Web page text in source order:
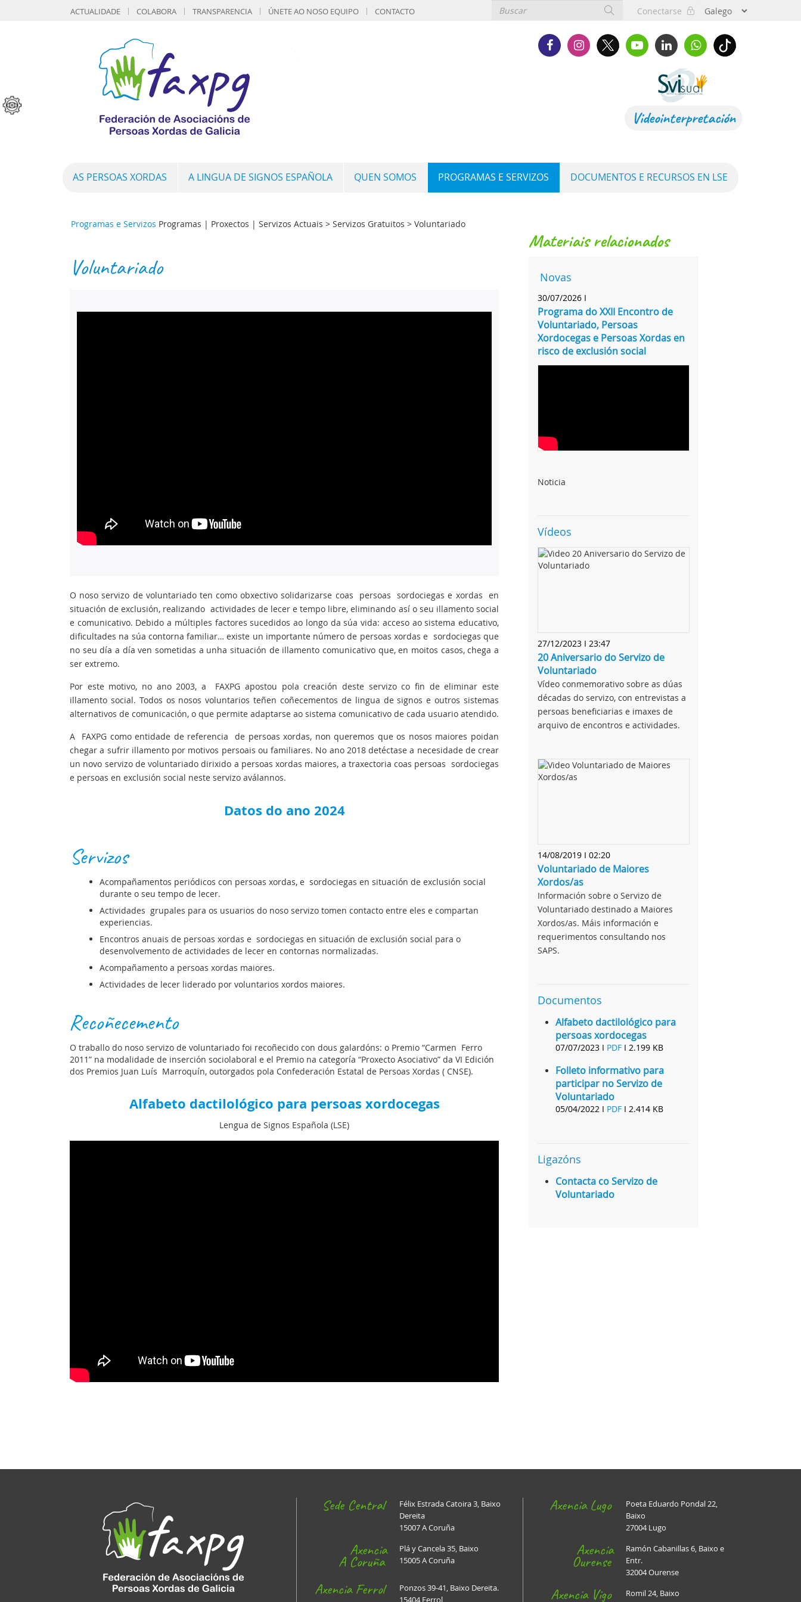
Conectarse
Videointerpretación
AS PERSOAS XORDAS A LINGUA DE SIGNOS ESPAÑOLA QUEN SOMOS PROGRAMAS E SERVIZOS DOCUMENTOS E RECURSOS EN LSE
ACTUALIDADE COLABORA TRANSPARENCIA ÚNETE AO NOSO EQUIPO CONTACTO
Programas e Servizos Programas | Proxectos | Servizos Actuais > Servizos Gratuitos > Voluntariado
Voluntariado
O noso servizo de voluntariado ten como obxectivo solidarizarse coas persoas sordociegas e xordas en
situación de exclusión, realizando actividades de lecer e tempo libre, eliminando así o seu illamento social
e comunicativo. Debido a múltiples factores sucedidos ao longo da súa vida: acceso ao sistema educativo,
dificultades na súa contorna familiar… existe un importante número de persoas xordas e sordociegas que
no seu día a día ven sometidas a unha situación de illamento comunicativo que, en moitos casos, chega a
ser extremo.
Por este motivo, no ano 2003, a FAXPG apostou pola creación deste servizo co fin de eliminar este
illamento social. Todos os nosos voluntarios teñen coñecementos de lingua de signos e outros sistemas
alternativos de comunicación, o que permite adaptarse ao sistema comunicativo de cada usuario atendido.
A FAXPG como entidade de referencia de persoas xordas, non queremos que os nosos maiores poidan
chegar a sufrir illamento por motivos persoais ou familiares. No ano 2018 detéctase a necesidade de crear
un novo servizo de voluntariado dirixido a persoas xordas maiores, a traxectoria coas persoas sordociegas
e persoas en exclusión social neste servizo aválannos.
Datos do ano 2024
Servizos
Acompañamentos periódicos con persoas xordas, e sordociegas en situación de exclusión social
durante o seu tempo de lecer.
Actividades grupales para os usuarios do noso servizo tomen contacto entre eles e compartan
experiencias.
Encontros anuais de persoas xordas e sordociegas en situación de exclusión social para o
desenvolvemento de actividades de lecer en contornas normalizadas.
Acompañamento a persoas xordas maiores.
Actividades de lecer liderado por voluntarios xordos maiores.
Recoñecemento
O traballo do noso servizo de voluntariado foi recoñecido con dous galardóns: o Premio “Carmen Ferro
2011” na modalidade de inserción sociolaboral e el Premio na categoría “Proxecto Asociativo” da VI Edición
dos Premios Juan Luís Marroquín, outorgados pola Confederación Estatal de Persoas Xordas ( CNSE).
Alfabeto dactilológico para persoas xordocegas
Lengua de Signos Española (LSE)
materiais relacionados
Novas
30/07/2026 I
Programa do XXII Encontro de
Voluntariado, Persoas
Xordocegas e Persoas Xordas en
risco de exclusión social
Noticia
Vídeos
27/12/2023 I 23:47
20 Aniversario do Servizo de
Voluntariado
Vídeo conmemorativo sobre as dúas
décadas do servizo, con entrevistas a
persoas beneficiarias e imaxes de
arquivo de encontros e actividades.
14/08/2019 I 02:20
Voluntariado de Maiores
Xordos/as
Información sobre o Servizo de
Voluntariado destinado a Maiores
Xordos/as. Máis información e
requerimentos consultando nos
SAPS.
Documentos
Alfabeto dactilológico para
persoas xordocegas
07/07/2023 I PDF I 2.199 KB
Folleto informativo para
participar no Servizo de
Voluntariado
05/04/2022 I PDF I 2.414 KB
Ligazóns
Contacta co Servizo de
Voluntariado
Sede Central
Félix Estrada Catoira 3, Baixo
Dereita
15007 A Coruña
Axencia
A Coruña
Plá y Cancela 35, Baixo
15005 A Coruña
Axencia Ferrol
Ponzos 39-41, Baixo Dereita.
15404 Ferrol
Axencia Lugo
Poeta Eduardo Pondal 22,
Baixo
27004 Lugo
Axencia
Ourense
Ramón Cabanillas 6, Baixo e
Entr.
32004 Ourense
Axencia Vigo
Romil 24, Baixo